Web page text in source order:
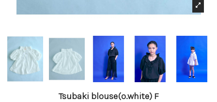
Tsubaki blouse(o.white) F